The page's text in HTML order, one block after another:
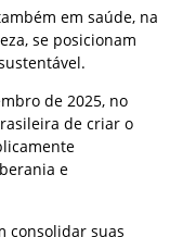
em saúde, na
se posicionam
de 2025, no
de criar o
e
consolidar suas